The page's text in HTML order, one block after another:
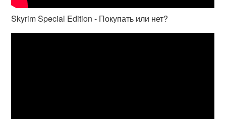
Skyrim Special Edition - Покупать или нет?